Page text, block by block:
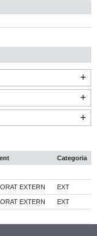
Categoria
EXTERN EXT
EXTERN EXT